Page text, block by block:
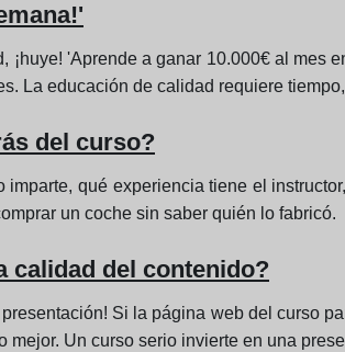
'Aprende a ganar 10.000€ al mes
La educación de calidad requiere
del curso?
qué experiencia tiene el
un coche sin saber quién lo fabricó.
calidad del contenido?
Si la página web del curso
Un curso serio invierte en una